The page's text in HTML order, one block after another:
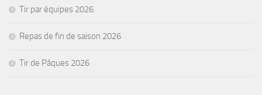
Tir par équipes 2026
Repas de fin de saison 2026
Tir de Pâques 2026